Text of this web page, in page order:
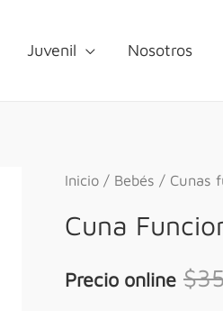
Juvenil Nosotros
Inicio / Bebés / Cunas
Cuna
Precio online $